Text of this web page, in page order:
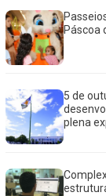
Páscoa
5 de
plena